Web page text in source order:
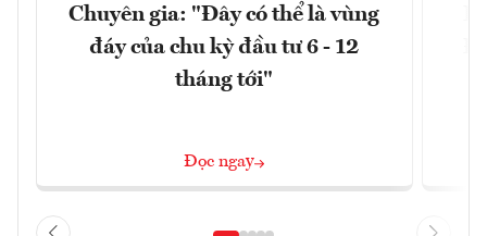
Chuyên gia: "Đây có thể là vùng
đáy của chu kỳ đầu tư 6 - 12
tháng tới"
Đọc ngay